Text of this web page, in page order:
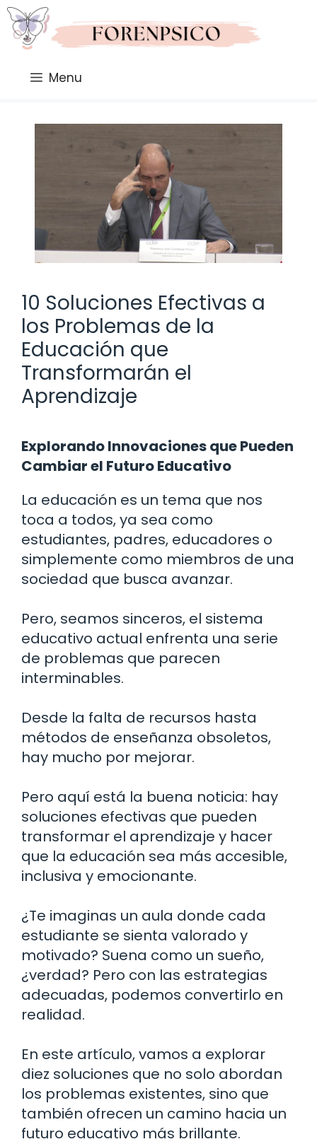
Saltar
al
contenido
Menu
10 Soluciones Efectivas a
los Problemas de la
Educación que
Transformarán el
Aprendizaje
Explorando Innovaciones que Pueden
Cambiar el Futuro Educativo
La educación es un tema que nos
toca a todos, ya sea como
estudiantes, padres, educadores o
simplemente como miembros de una
sociedad que busca avanzar.
Pero, seamos sinceros, el sistema
educativo actual enfrenta una serie
de problemas que parecen
interminables.
Desde la falta de recursos hasta
métodos de enseñanza obsoletos,
hay mucho por mejorar.
Pero aquí está la buena noticia: hay
soluciones efectivas que pueden
transformar el aprendizaje y hacer
que la educación sea más accesible,
inclusiva y emocionante.
¿Te imaginas un aula donde cada
estudiante se sienta valorado y
motivado? Suena como un sueño,
¿verdad? Pero con las estrategias
adecuadas, podemos convertirlo en
realidad.
En este artículo, vamos a explorar
diez soluciones que no solo abordan
los problemas existentes, sino que
también ofrecen un camino hacia un
futuro educativo más brillante.